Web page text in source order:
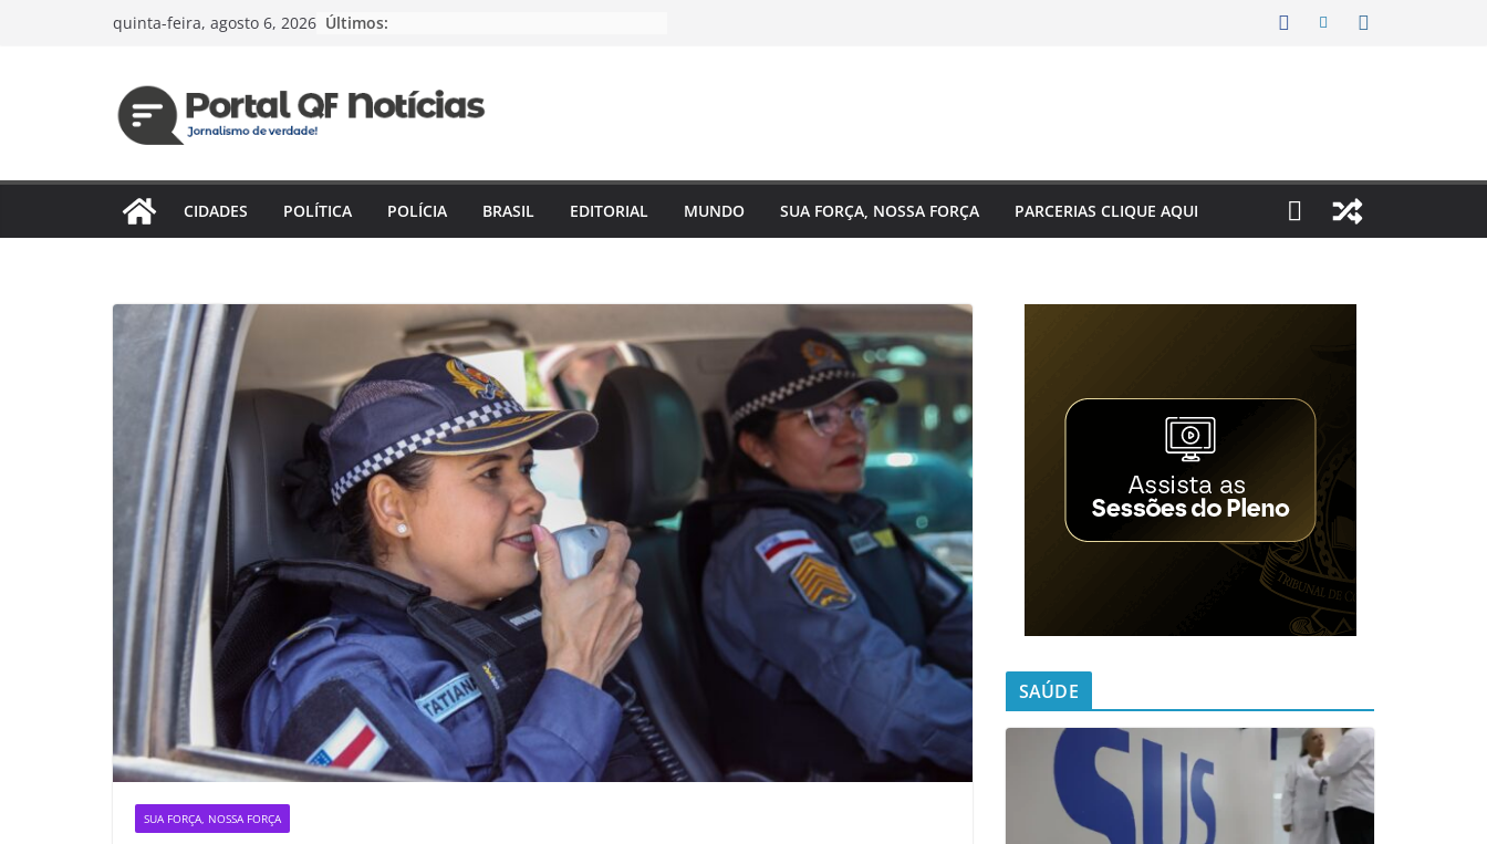
quinta-feira, agosto 6, 2026 Últimos:
CIDADES POLÍTICA POLÍCIA BRASIL EDITORIAL MUNDO SUA FORÇA, NOSSA FORÇA PARCERIAS CLIQUE AQUI
SUA FORÇA, NOSSA FORÇA
SAÚDE